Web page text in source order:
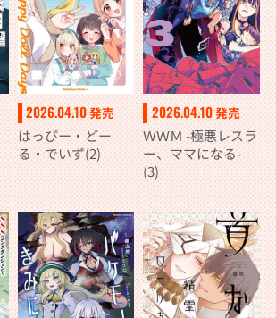
2026.04.10発売
はっぴー・どー
る・でいず(2)
2026.04.10発売
ＷＷＭ -極悪レスラ
ー、ママになる-
(3)